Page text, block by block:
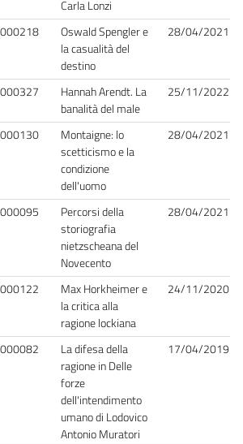
Carla Lonzi
Oswald Spengler e
la casualità del
destino
28/04/2021
Hannah Arendt. La
banalità del male
25/11/2022
Montaigne: lo
scetticismo e la
condizione
dell'uomo
28/04/2021
Percorsi della
storiografia
nietzscheana del
Novecento
28/04/2021
Max Horkheimer e
la critica alla
ragione lockiana
24/11/2020
La difesa della
ragione in Delle
forze
dell'intendimento
umano di Lodovico
Antonio Muratori
17/04/2019